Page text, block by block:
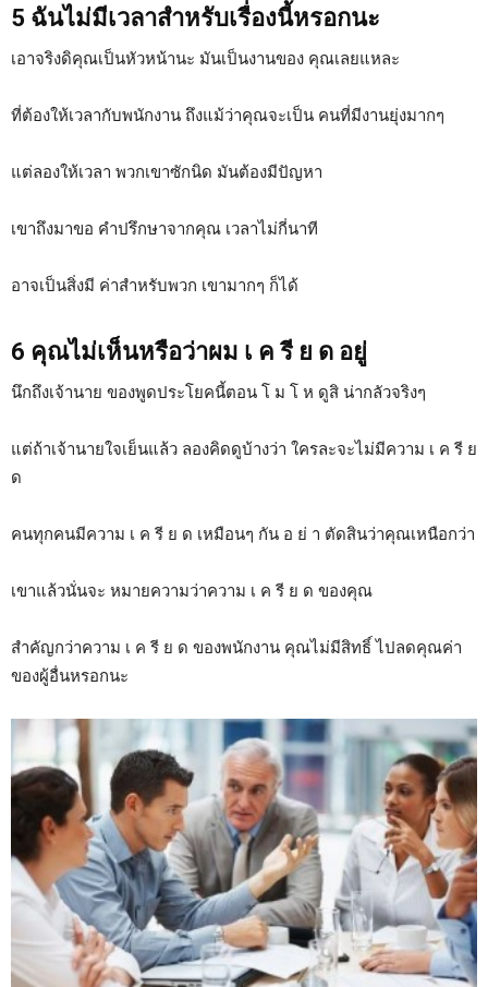
5 ฉันไม่มีเวลาสำหรับเรื่องนี้หรอกนะ
เอาจริงดิคุณเป็นหัวหน้านะ มันเป็นงานของ คุณเลยแหละ
ที่ต้องให้เวลากับพนักงาน ถึงแม้ว่าคุณจะเป็น คนที่มีงานยุ่งมากๆ
แต่ลองให้เวลา พวกเขาซักนิด มันต้องมีปัญหา
เขาถึงมาขอ คำปรึกษาจากคุณ เวลาไม่กี่นาที
อาจเป็นสิ่งมี ค่าสำหรับพวก เขามากๆ ก็ได้
6 คุณไม่เห็นหรือว่าผม เ ค รี ย ด อยู่
นึกถึงเจ้านาย ของพูดประโยคนี้ตอน โ ม โ ห ดูสิ น่ากลัวจริงๆ
แต่ถ้าเจ้านายใจเย็นแล้ว ลองคิดดูบ้างว่า ใครละจะไม่มีความ เ ค รี ย
ด
คนทุกคนมีความ เ ค รี ย ด เหมือนๆ กัน อ ย่ า ตัดสินว่าคุณเหนือกว่า
เขาแล้วนั่นจะ หมายความว่าความ เ ค รี ย ด ของคุณ
สำคัญกว่าความ เ ค รี ย ด ของพนักงาน คุณไม่มีสิทธิ์ ไปลดคุณค่า
ของผู้อื่นหรอกนะ